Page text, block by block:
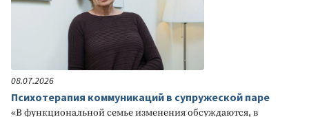
08.07.2026
Психотерапия коммуникаций в супружеской паре
«В функциональной семье изменения обсуждаются, в